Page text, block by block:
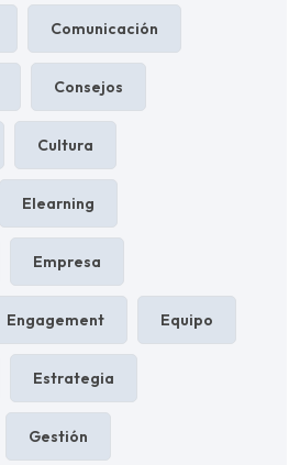
Comunicación
Consejos
Cultura
Elearning
Empresa
Engagement Equipo
Estrategia
Gestión